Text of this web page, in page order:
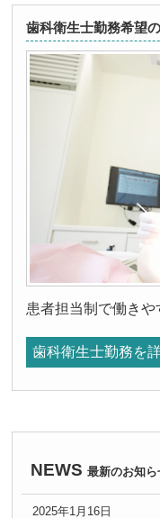
歯科衛生士勤務希望
患者担当制で働きや
歯科衛生士勤務を
NEWS 最新のお知ら
2025年1月16日